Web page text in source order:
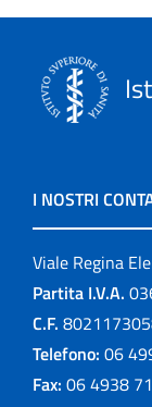
I NOSTRI
Viale Regina
Partita I.V.A.
C.F.
Telefono: 06
Fax: 06 4938